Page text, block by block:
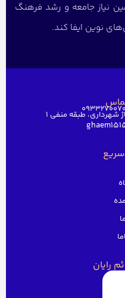
نیاز جامعه و رشد فرهنگ
نوین ایفا کند.
شهرداری، طبقه منفی ۱
رایان